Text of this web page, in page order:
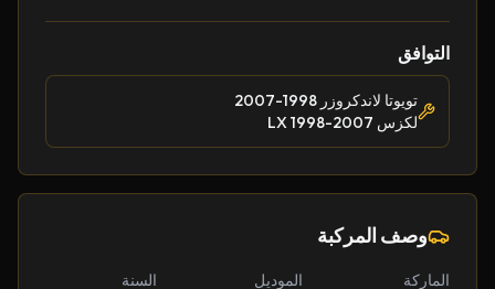
التوافق
تويوتا لاندكروزر 1998-2007
لكزس LX 1998-2007
وصف المركبة
الماركة الموديل السنة